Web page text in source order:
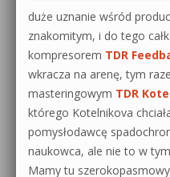
Pakiety
Regulamin
Działanie sklepu
Wyszukiwanie
duże uznanie wśród
znakomitym, i do tego
kompresorem TDR
wkracza na arenę, tym
masteringowym TDR
którego Kotelnikova
pomysłodawcę
naukowca, ale nie to w
Mamy tu